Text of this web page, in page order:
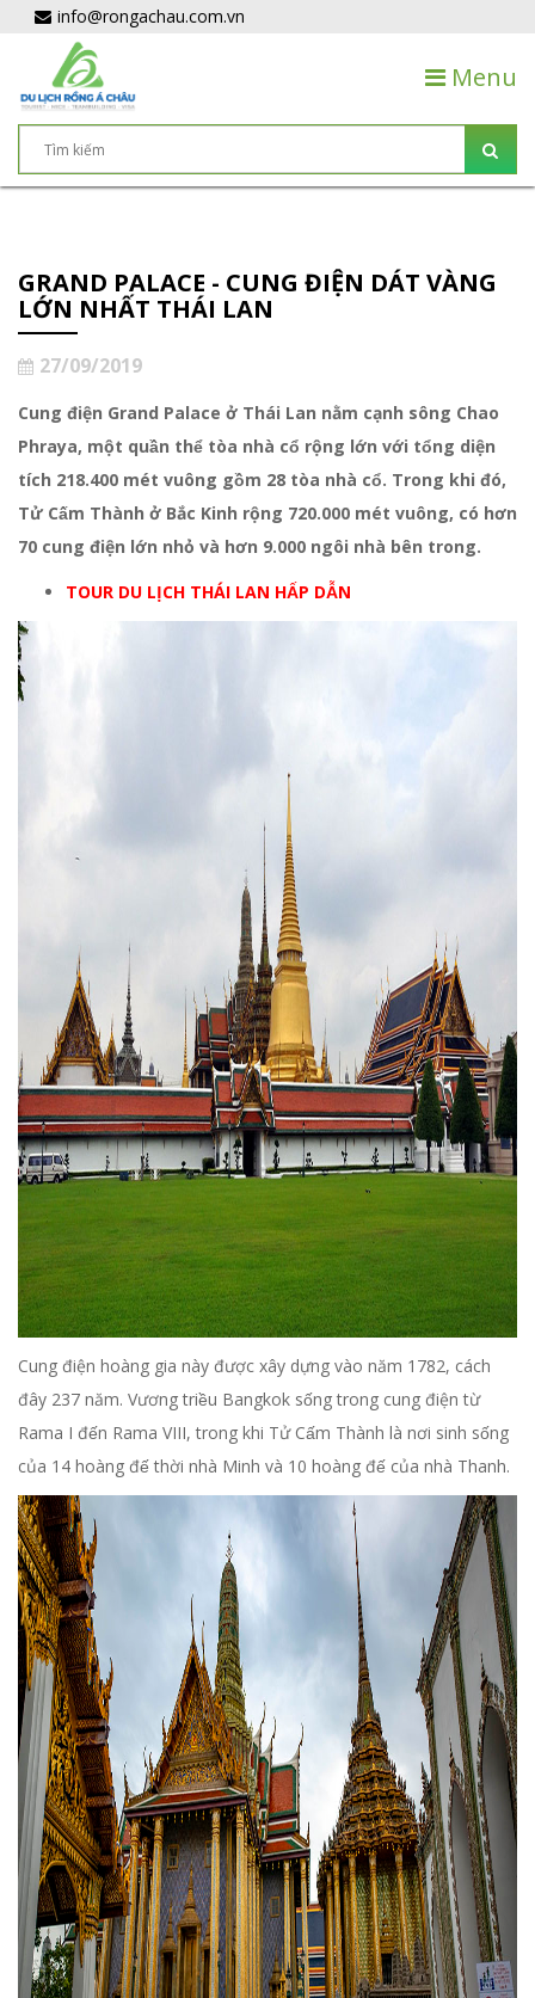
info@rongachau.com.vn
Menu
GRAND PALACE - CUNG ĐIỆN DÁT VÀNG
LỚN NHẤT THÁI LAN
27/09/2019
Cung điện Grand Palace ở Thái Lan nằm cạnh sông Chao
Phraya, một quần thể tòa nhà cổ rộng lớn với tổng diện
tích 218.400 mét vuông gồm 28 tòa nhà cổ. Trong khi đó,
Tử Cấm Thành ở Bắc Kinh rộng 720.000 mét vuông, có hơn
70 cung điện lớn nhỏ và hơn 9.000 ngôi nhà bên trong.
TOUR DU LỊCH THÁI LAN HẤP DẪN
Cung điện hoàng gia này được xây dựng vào năm 1782, cách
đây 237 năm. Vương triều Bangkok sống trong cung điện từ
Rama I đến Rama VIII, trong khi Tử Cấm Thành là nơi sinh sống
của 14 hoàng đế thời nhà Minh và 10 hoàng đế của nhà Thanh.